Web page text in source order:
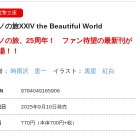
撃文庫
の旅XXIV the Beautiful World
の旅、25周年！ ファン待望の最新刊が
！！
： 時雨沢 恵一 イラスト： 黒星 紅白
9784049165906
2025年9月10日発売
770円 （本体700円+税）